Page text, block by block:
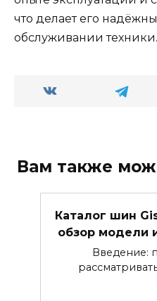
что делает его
обслуживании техники.
Вам также
Каталог шин
обзор модели
Введение: